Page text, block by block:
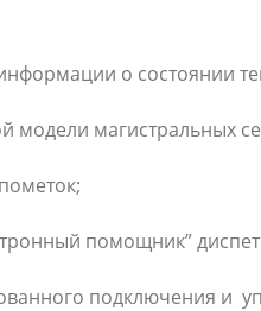
о состоянии
модели магистральных
помощник”
подключения и